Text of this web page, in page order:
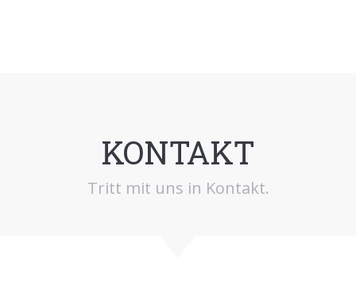
KONTAKT
Tritt mit uns in Kontakt.